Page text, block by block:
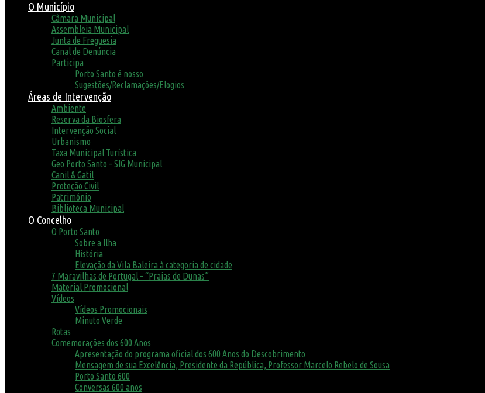
O Município
Câmara Municipal
Assembleia Municipal
Junta de Freguesia
Canal de Denúncia
Participa
Porto Santo é nosso
Sugestões/Reclamações/Elogios
Áreas de Intervenção
Ambiente
Reserva da Biosfera
Intervenção Social
Urbanismo
Taxa Municipal Turística
Geo Porto Santo – SIG Municipal
Canil & Gatil
Proteção Civil
Património
Biblioteca Municipal
O Concelho
O Porto Santo
Sobre a Ilha
História
Elevação da Vila Baleira à categoria de cidade
7 Maravilhas de Portugal – “Praias de Dunas”
Material Promocional
Vídeos
Vídeos Promocionais
Minuto Verde
Rotas
Comemorações dos 600 Anos
Apresentação do programa oficial dos 600 Anos do Descobrimento
Mensagem de sua Excelência, Presidente da República, Professor Marcelo Rebelo de Sousa
Porto Santo 600
Conversas 600 anos